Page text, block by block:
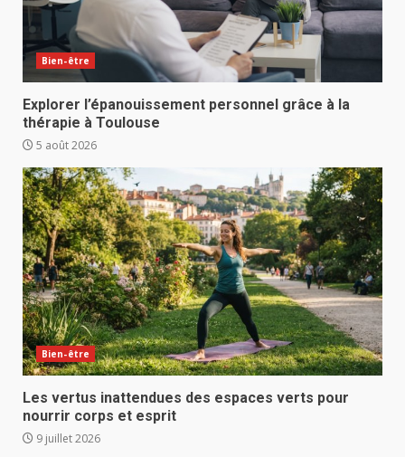
Bien-être
Explorer l’épanouissement personnel grâce à la
thérapie à Toulouse
5 août 2026
Bien-être
Les vertus inattendues des espaces verts pour
nourrir corps et esprit
9 juillet 2026